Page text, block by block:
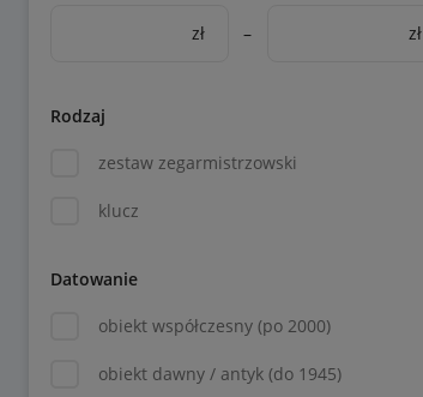
zł – zł
Rodzaj
zestaw zegarmistrzowski
klucz
Datowanie
obiekt współczesny (po 2000)
obiekt dawny / antyk (do 1945)